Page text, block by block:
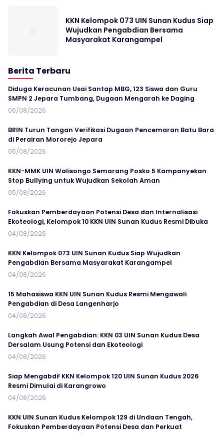
KKN Kelompok 073 UIN Sunan Kudus Siap
Wujudkan Pengabdian Bersama
Masyarakat Karangampel
Berita Terbaru
Diduga Keracunan Usai Santap MBG, 123 Siswa dan Guru
SMPN 2 Jepara Tumbang, Dugaan Mengarah ke Daging
06/08/2026
BRIN Turun Tangan Verifikasi Dugaan Pencemaran Batu Bara
di Perairan Mororejo Jepara
05/08/2026
KKN-MMK UIN Walisongo Semarang Posko 5 Kampanyekan
Stop Bullying untuk Wujudkan Sekolah Aman
05/08/2026
Fokuskan Pemberdayaan Potensi Desa dan Internalisasi
Ekoteologi, Kelompok 10 KKN UIN Sunan Kudus Resmi Dibuka
04/08/2026
KKN Kelompok 073 UIN Sunan Kudus Siap Wujudkan
Pengabdian Bersama Masyarakat Karangampel
04/08/2026
15 Mahasiswa KKN UIN Sunan Kudus Resmi Mengawali
Pengabdian di Desa Langenharjo
04/08/2026
Langkah Awal Pengabdian: KKN 03 UIN Sunan Kudus Desa
Dersalam Usung Potensi dan Ekoteologi
04/08/2026
Siap Mengabdi! KKN Kelompok 120 UIN Sunan Kudus 2026
Resmi Dimulai di Karangrowo
04/08/2026
KKN UIN Sunan Kudus Kelompok 129 di Undaan Tengah,
Fokuskan Pemberdayaan Potensi Desa dan Perkuat